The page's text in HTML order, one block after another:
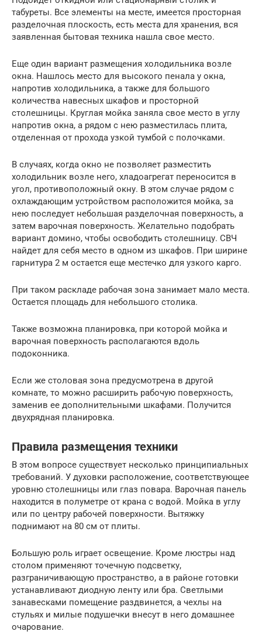
табуреты. Все элементы на месте, имеется просторная
разделочная плоскость, есть места для хранения, вся
заявленная бытовая техника нашла свое место.
Еще один вариант размещения холодильника возле
окна. Нашлось место для высокого пенала у окна,
напротив холодильника, а также для большого
количества навесных шкафов и просторной
столешницы. Круглая мойка заняла свое место в углу
напротив окна, а рядом с нею разместилась плита,
отделенная от прохода узкой тумбой с полочками.
В случаях, когда окно не позволяет разместить
холодильник возле него, хладоагрегат переносится в
угол, противоположный окну. В этом случае рядом с
охлаждающим устройством расположится мойка, за
нею последует небольшая разделочная поверхность, а
затем варочная поверхность. Желательно подобрать
вариант домино, чтобы освободить столешницу. СВЧ
найдет для себя место в одном из шкафов. При ширине
гарнитура 2 м остается еще местечко для узкого карго.
При таком раскладе рабочая зона занимает мало места.
Остается площадь для небольшого столика.
Также возможна планировка, при которой мойка и
варочная поверхность располагаются вдоль
подоконника.
Если же столовая зона предусмотрена в другой
комнате, то можно расширить рабочую поверхность,
заменив ее дополнительными шкафами. Получится
двухрядная планировка.
Правила размещения техники
В этом вопросе существует несколько принципиальных
требований. У духовки расположение, соответствующее
уровню столешницы или глаз повара. Варочная панель
находится в полуметре от крана с водой. Мойка в углу
или по центру рабочей поверхности. Вытяжку
поднимают на 80 см от плиты.
Большую роль играет освещение. Кроме люстры над
столом применяют точечную подсветку,
разграничивающую пространство, а в районе готовки
устанавливают диодную ленту или бра. Светлыми
занавесками помещение раздвинется, а чехлы на
стульях и милые подушечки внесут в него домашнее
очарование.